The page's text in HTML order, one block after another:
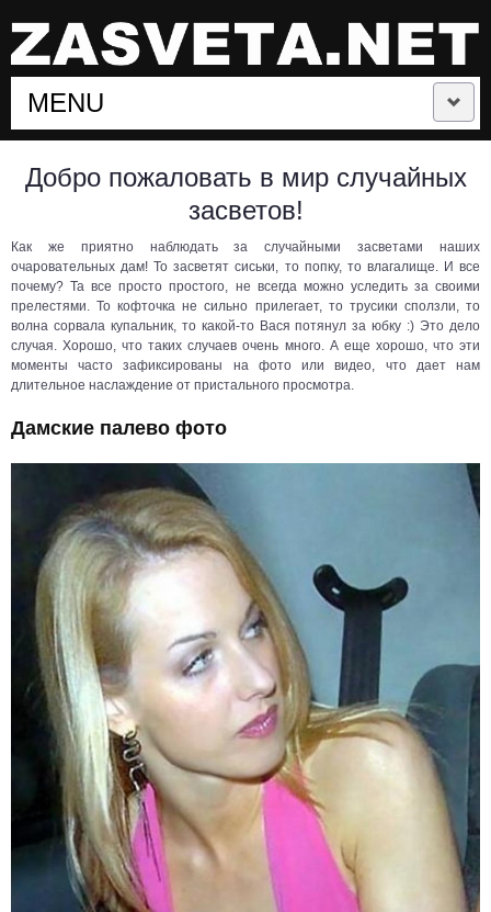
MENU
ЗАСВЕТЫ ЗНАМЕНИТОСТЕЙ
ЗАСВЕТЫ СПОРТСМЕНОК
ЛЕТНИЕ ЗАСВЕТЫ
ЛУЧШИЕ ЗАСВЕТЫ
Добро пожаловать в мир случайных
засветов!
Как же приятно наблюдать за случайными засветами наших
очаровательных дам! То засветят сиськи, то попку, то влагалище. И все
почему? Та все просто простого, не всегда можно уследить за своими
прелестями. То кофточка не сильно прилегает, то трусики сползли, то
волна сорвала купальник, то какой-то Вася потянул за юбку :) Это дело
случая. Хорошо, что таких случаев очень много. А еще хорошо, что эти
моменты часто зафиксированы на фото или видео, что дает нам
длительное наслаждение от пристального просмотра.
Дамские палево фото